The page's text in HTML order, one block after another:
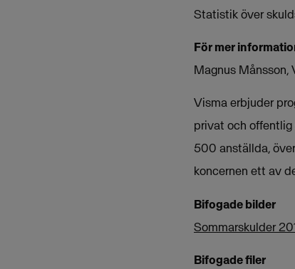
Statistik över
För mer
Magnus
Visma erbjuder
privat och offentlig
500 anställda,
koncernen ett av
Bifogade bilder
Sommarskulder
Bifogade filer